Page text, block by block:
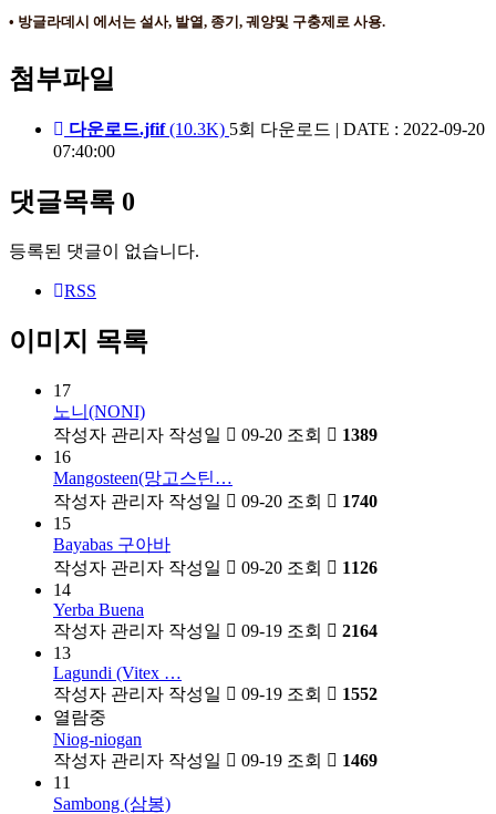
• 방글라데시 에서는 설사, 발열, 종기, 궤양및 구충제로 사용.
첨부파일
다운로드.jfif(10.3K) 5회 다운로드 | DATE : 2022-09-20
07:40:00
댓글목록 0
등록된 댓글이 없습니다.
RSS
이미지 목록
17
노니(NONI)
작성자 관리자 작성일 09-20 조회
1389
16
Mangosteen(망고스틴…
작성자 관리자 작성일 09-20 조회
1740
15
Bayabas 구아바
작성자 관리자 작성일 09-20 조회
1126
14
Yerba Buena
작성자 관리자 작성일 09-19 조회
2164
13
Lagundi (Vitex …
작성자 관리자 작성일 09-19 조회
1552
열람중
Niog-niogan
작성자 관리자 작성일 09-19 조회
1469
11
Sambong (삼봉)